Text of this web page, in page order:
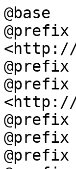
@prefix
<http://
@prefix
<http://